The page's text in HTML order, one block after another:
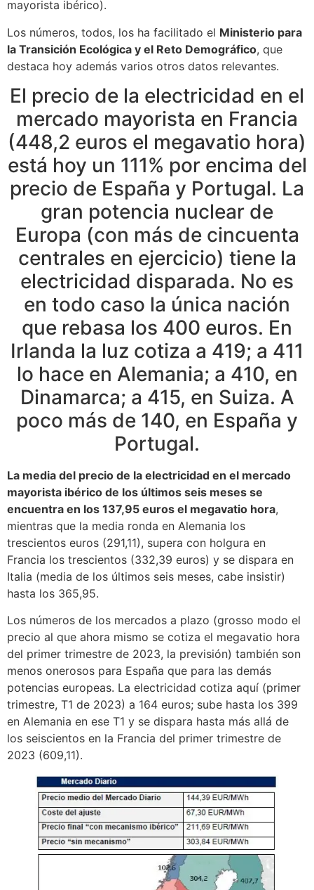
mayorista ibérico).
Los números, todos, los ha facilitado el Ministerio para
la Transición Ecológica y el Reto Demográfico, que
destaca hoy además varios otros datos relevantes.
El precio de la electricidad en el
mercado mayorista en Francia
(448,2 euros el megavatio hora)
está hoy un 111% por encima del
precio de España y Portugal. La
gran potencia nuclear de
Europa (con más de cincuenta
centrales en ejercicio) tiene la
electricidad disparada. No es
en todo caso la única nación
que rebasa los 400 euros. En
Irlanda la luz cotiza a 419; a 411
lo hace en Alemania; a 410, en
Dinamarca; a 415, en Suiza. A
poco más de 140, en España y
Portugal.
La media del precio de la electricidad en el mercado
mayorista ibérico de los últimos seis meses se
encuentra en los 137,95 euros el megavatio hora,
mientras que la media ronda en Alemania los
trescientos euros (291,11), supera con holgura en
Francia los trescientos (332,39 euros) y se dispara en
Italia (media de los últimos seis meses, cabe insistir)
hasta los 365,95.
Los números de los mercados a plazo (grosso modo el
precio al que ahora mismo se cotiza el megavatio hora
del primer trimestre de 2023, la previsión) también son
menos onerosos para España que para las demás
potencias europeas. La electricidad cotiza aquí (primer
trimestre, T1 de 2023) a 164 euros; sube hasta los 399
en Alemania en ese T1 y se dispara hasta más allá de
los seiscientos en la Francia del primer trimestre de
2023 (609,11).